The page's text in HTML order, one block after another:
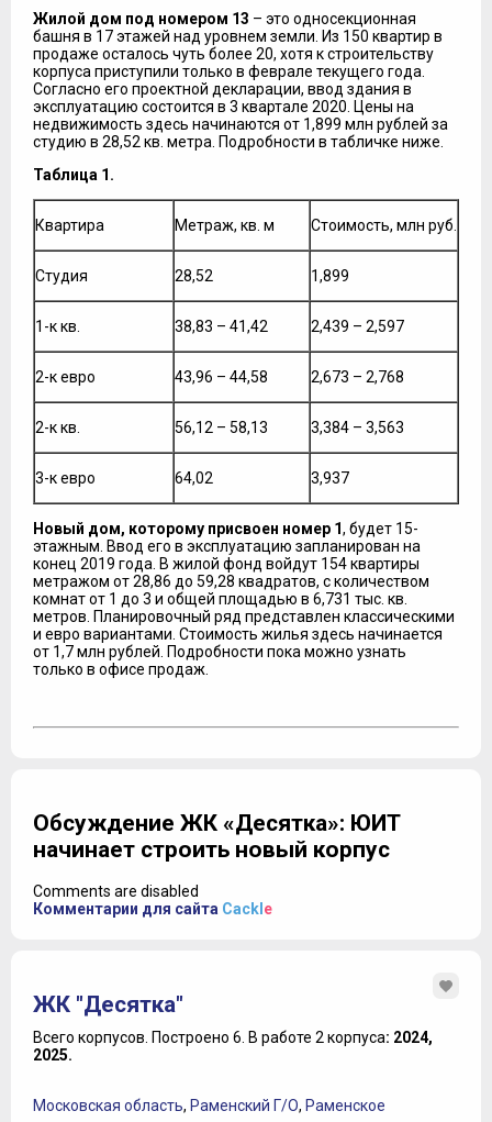
Жилой дом под номером 13 – это односекционная
башня в 17 этажей над уровнем земли. Из 150 квартир в
продаже осталось чуть более 20, хотя к строительству
корпуса приступили только в феврале текущего года.
Согласно его проектной декларации, ввод здания в
эксплуатацию состоится в 3 квартале 2020. Цены на
недвижимость здесь начинаются от 1,899 млн рублей за
студию в 28,52 кв. метра. Подробности в табличке ниже.
Таблица 1.
Квартира Метраж, кв. м Стоимость, млн руб.
Студия 28,52 1,899
1-к кв. 38,83 – 41,42 2,439 – 2,597
2-к евро 43,96 – 44,58 2,673 – 2,768
2-к кв. 56,12 – 58,13 3,384 – 3,563
3-к евро 64,02 3,937
Новый дом, которому присвоен номер 1, будет 15-
этажным. Ввод его в эксплуатацию запланирован на
конец 2019 года. В жилой фонд войдут 154 квартиры
метражом от 28,86 до 59,28 квадратов, с количеством
комнат от 1 до 3 и общей площадью в 6,731 тыс. кв.
метров. Планировочный ряд представлен классическими
и евро вариантами. Стоимость жилья здесь начинается
от 1,7 млн рублей. Подробности пока можно узнать
только в офисе продаж.
Обсуждение ЖК «Десятка»: ЮИТ
начинает строить новый корпус
Comments are disabled
Комментарии для сайта Cackl e
ЖК "Десятка"
Всего корпусов. Построено 6. В работе 2 корпуса: 2024,
2025.
Московская область, Раменский Г/О, Раменское